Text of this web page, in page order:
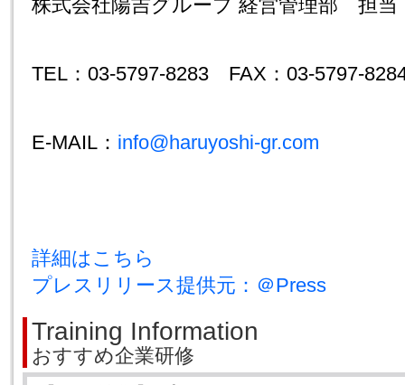
株式会社陽吉グループ 経営管理部 担当
TEL：03-5797-8283 FAX：03-5797-
E-MAIL： info@haruyoshi-gr.com
詳細はこちら
プレスリリース提供元：＠Press
Training Information
おすすめ企業研修